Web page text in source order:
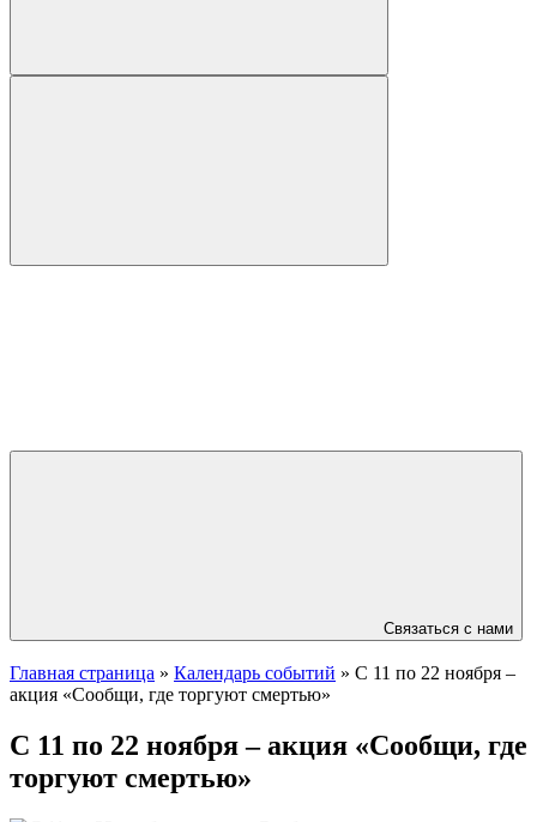
Связаться с нами
Главная страница » Календарь событий » С 11 по 22 ноября –
акция «Сообщи, где торгуют смертью»
С 11 по 22 ноября – акция «Сообщи, где
торгуют смертью»